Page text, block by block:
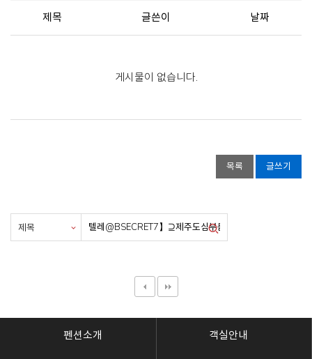
제목 글쓴이 날짜
게시물이 없습니다.
목록 글쓰기
펜션소개 객실안내